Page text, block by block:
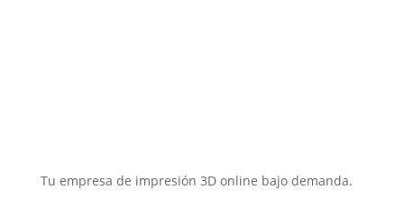
Tu empresa de impresión 3D online bajo demanda.